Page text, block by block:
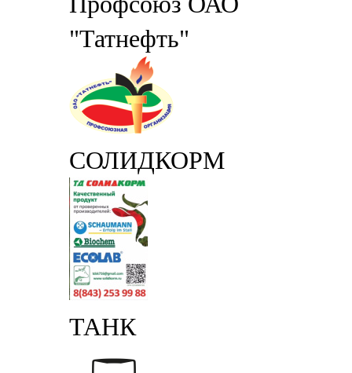
"Татнефть"
СОЛИДКОРМ
ТАНК